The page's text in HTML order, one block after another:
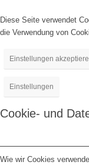
Diese Seite verwendet
die Verwendung von
Einstellungen
Einstellungen
Cookie- und
Wie wir Cookies